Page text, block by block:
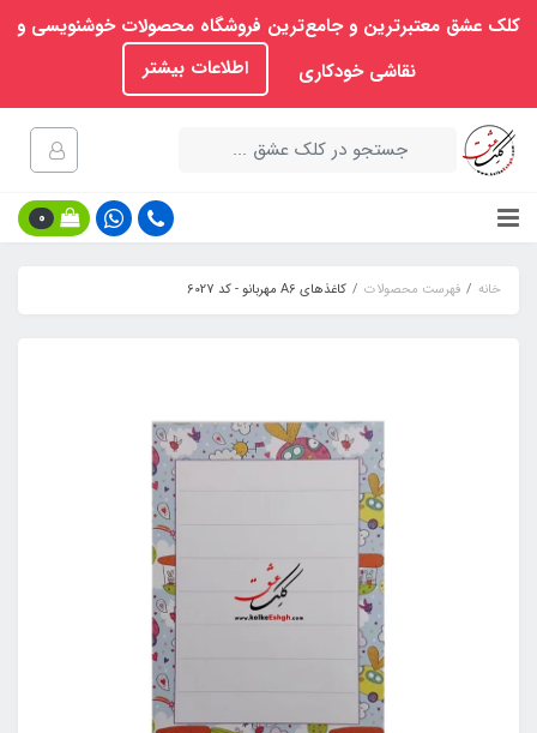
کلک عشق معتبرترین و جامع‌ترین فروشگاه محصولات خوشنویسی و
نقاشی خودکاری
اطلاعات بیشتر
0
خانه فهرست محصولات کاغذهای A6 مهربانو - کد 6027